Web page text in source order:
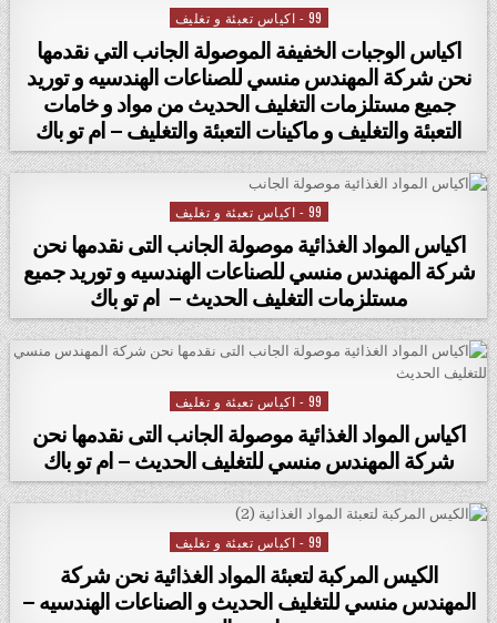
Posted in
99 - اكياس تعبئة و تغليف
اكياس الوجبات الخفيفة الموصولة الجانب التي نقدمها
نحن شركة المهندس منسي للصناعات الهندسيه و توريد
جميع مستلزمات التغليف الحديث من مواد و خامات
التعبئة والتغليف و ماكينات التعبئة والتغليف – ام تو باك
Posted in
99 - اكياس تعبئة و تغليف
اكياس المواد الغذائية موصولة الجانب التى نقدمها نحن
شركة المهندس منسي للصناعات الهندسيه و توريد جميع
مستلزمات التغليف الحديث – ام تو باك
Posted in
99 - اكياس تعبئة و تغليف
اكياس المواد الغذائية موصولة الجانب التى نقدمها نحن
شركة المهندس منسي للتغليف الحديث – ام تو باك
Posted in
99 - اكياس تعبئة و تغليف
الكيس المركبة لتعبئة المواد الغذائية نحن شركة
المهندس منسي للتغليف الحديث و الصناعات الهندسيه –